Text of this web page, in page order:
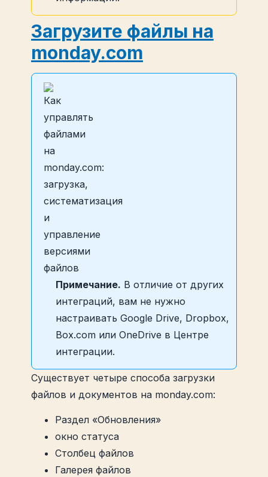
Загрузите файлы на
monday.com
Примечание. В отличие от других
интеграций, вам не нужно
настраивать Google Drive, Dropbox,
Box.com или OneDrive в Центре
интеграции.
Существует четыре способа загрузки
файлов и документов на monday.com:
Раздел «Обновления»
окно статуса
Столбец файлов
Галерея файлов